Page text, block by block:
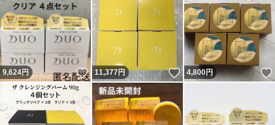
9,624円 いいね！
11,377円 いいね！
4,800円